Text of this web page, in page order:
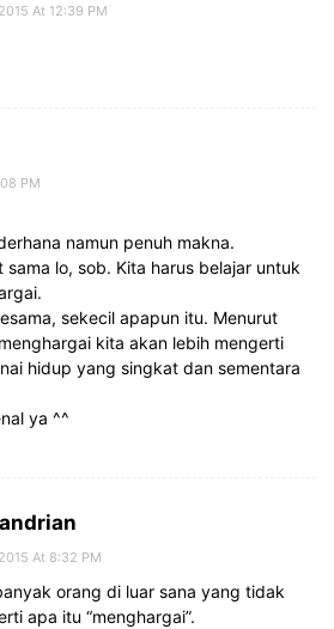
At 12:39 PM
PM
namun penuh makna.
sama lo, sob. Kita harus belajar untuk
sekecil apapun itu. Menurut
kita akan lebih mengerti
hidup yang singkat dan sementara
ya ^^
At 8:32 PM
orang di luar sana yang tidak
apa itu “menghargai”.